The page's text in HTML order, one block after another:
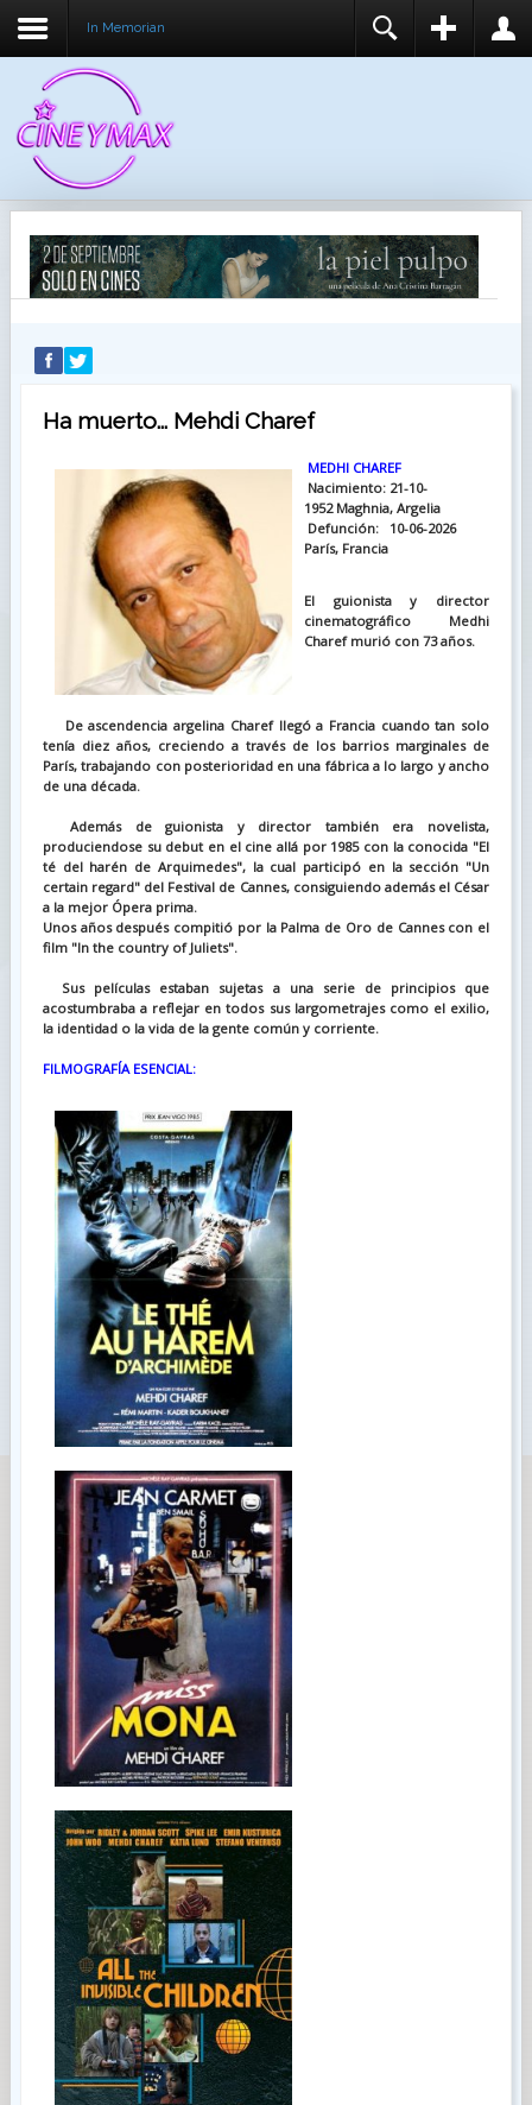
In Memorian
RECUÉRDEME
IDENTIFICARSE
Ha muerto... Mehdi Charef
MEDHI CHAREF
Nacimiento: 21-10-
1952 Maghnia, Argelia
Defunción: 10-06-2026
París, Francia
El guionista y director
cinematográfico Medhi
Charef murió con 73 años.
De ascendencia argelina Charef llegó a Francia cuando tan solo
tenía diez años, creciendo a través de los barrios marginales de
París, trabajando con posterioridad en una fábrica a lo largo y ancho
de una década.
Además de guionista y director también era novelista,
produciendose su debut en el cine allá por 1985 con la conocida "El
té del harén de Arquimedes", la cual participó en la sección "Un
certain regard" del Festival de Cannes, consiguiendo además el César
a la mejor Ópera prima.
Unos años después compitió por la Palma de Oro de Cannes con el
film "In the country of Juliets".
Sus películas estaban sujetas a una serie de principios que
acostumbraba a reflejar en todos sus largometrajes como el exilio,
la identidad o la vida de la gente común y corriente.
FILMOGRAFÍA ESENCIAL: